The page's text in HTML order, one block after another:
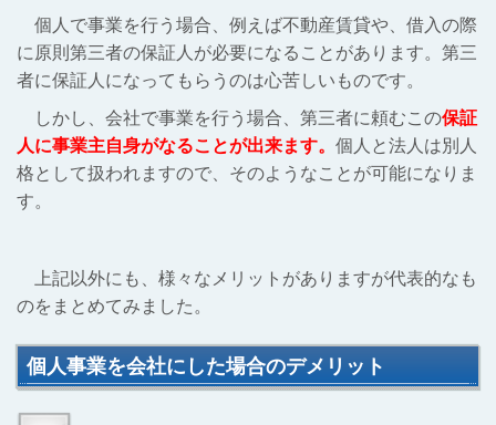
個人で事業を行う場合、例えば不動産賃貸や、借入の際
に原則第三者の保証人が必要になることがあります。第三
者に保証人になってもらうのは心苦しいものです。
しかし、会社で事業を行う場合、第三者に頼むこの保証
人に事業主自身がなることが出来ます。 個人と法人は別人
格として扱われますので、そのようなことが可能になりま
す。
上記以外にも、様々なメリットがありますが代表的なも
のをまとめてみました。
個人事業を会社にした場合のデメリット